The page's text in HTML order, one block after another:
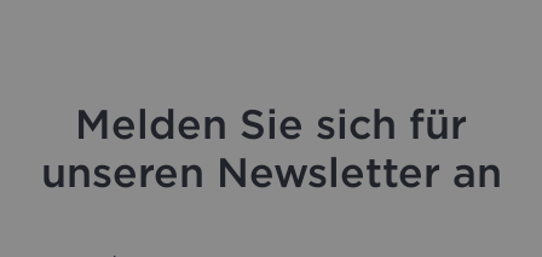
Melden Sie sich für
unseren Newsletter an